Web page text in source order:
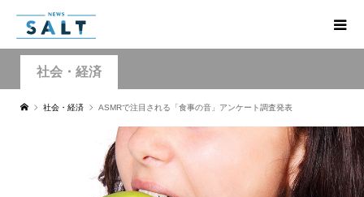
社会・経済
社会・経済 ASMRで注目される「食事の音」アンケート調査発表